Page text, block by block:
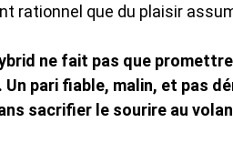
rationnel que du plaisir
ne fait pas que
pari fiable, malin, et pas
sacrifier le sourire au